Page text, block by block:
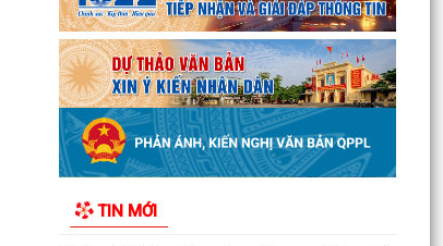
TIN MỚI
ba Ban...
THƯ CẢM ƠN
PHƯỜNG ĐÔNG HẢI TRIỂN KHAI CHƯƠNG TRÌNH
ĐỀ ÁN 06 GIAI ĐOẠN 2026–2030
UBND phường Đông Hải: Quyết liệt thực hiện
mục tiêu năm...